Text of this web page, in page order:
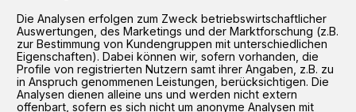
Die Analysen erfolgen zum Zweck betriebswirtschaftlicher
Auswertungen, des Marketings und der Marktforschung (z.B.
zur Bestimmung von Kundengruppen mit unterschiedlichen
Eigenschaften). Dabei können wir, sofern vorhanden, die
Profile von registrierten Nutzern samt ihrer Angaben, z.B. zu
in Anspruch genommenen Leistungen, berücksichtigen. Die
Analysen dienen alleine uns und werden nicht extern
offenbart, sofern es sich nicht um anonyme Analysen mit